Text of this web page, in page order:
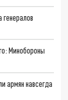
Минобороны
армян навсегда